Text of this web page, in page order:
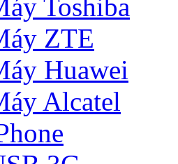
Toshiba
ZTE
Huawei
Alcatel